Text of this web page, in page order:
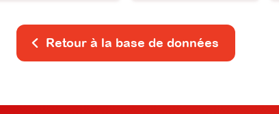
Retour à la base de données